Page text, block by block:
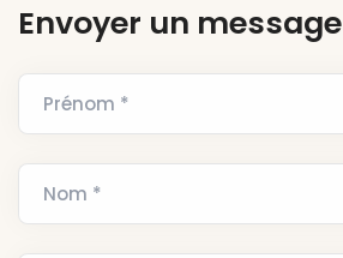
Envoyer un message